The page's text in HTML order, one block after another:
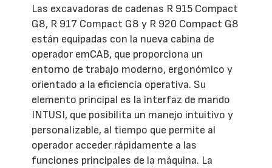
Las excavadoras de cadenas R 915 Compact
G8, R 917 Compact G8 y R 920 Compact G8
están equipadas con la nueva cabina de
operador emCAB, que proporciona un
entorno de trabajo moderno, ergonómico y
orientado a la eficiencia operativa. Su
elemento principal es la interfaz de mando
INTUSI, que posibilita un manejo intuitivo y
personalizable, al tiempo que permite al
operador acceder rápidamente a las
funciones principales de la máquina. La